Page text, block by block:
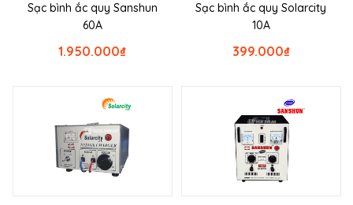
Sạc bình ắc quy Sanshun
60A
₫
1.950.000
Sạc bình ắc quy Solarcity
10A
₫
399.000